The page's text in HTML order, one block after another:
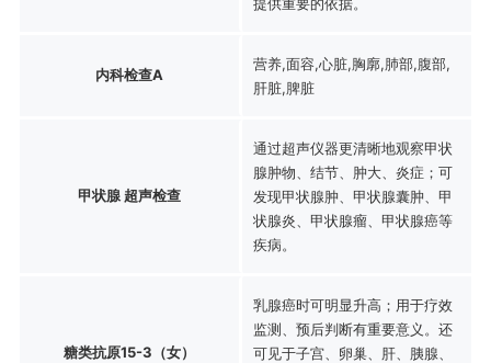
内科检查A
营养,面容,心脏,胸廓,肺部,腹部,
肝脏,脾脏
甲状腺 超声检查
通过超声仪器更清晰地观察甲状
腺肿物、结节、肿大、炎症；可
发现甲状腺肿、甲状腺囊肿、甲
状腺炎、甲状腺瘤、甲状腺癌等
疾病。
糖类抗原15-3（女）
乳腺癌时可明显升高；用于疗效
监测、预后判断有重要意义。还
可见于子宫、卵巢、肝、胰腺、